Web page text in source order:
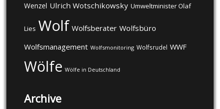
Wenzel Ulrich Wotschikowsky Umweltminister Olaf
Lies Wolf Wolfsberater Wolfsbüro
Wolfsmanagement Wolfsmonitoring Wolfsrudel WWF
Wölfe Wölfe in Deutschland
Archive